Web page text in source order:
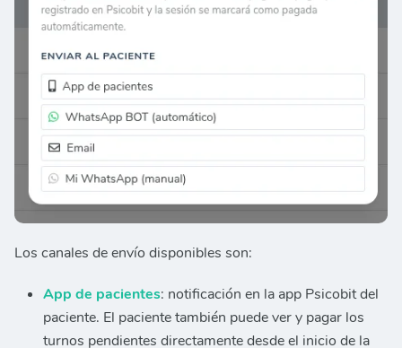
Los canales de envío disponibles son:
App de pacientes: notificación en la app Psicobit del
paciente. El paciente también puede ver y pagar los
turnos pendientes directamente desde el inicio de la